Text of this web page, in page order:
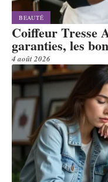
BEAUTÉ
Coiffeur Tresse
garanties, les
4 août 2026